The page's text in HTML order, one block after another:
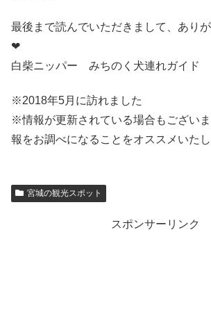
最後まで読んでいただきまして、あり
❤︎
白柴ニッパー みちのく犬連れガイド
※2018年5月に訪れました
※情報が更新されている場合もござい
報をお調べになることをオススメいた
宮城の観光スポット
スポンサーリンク